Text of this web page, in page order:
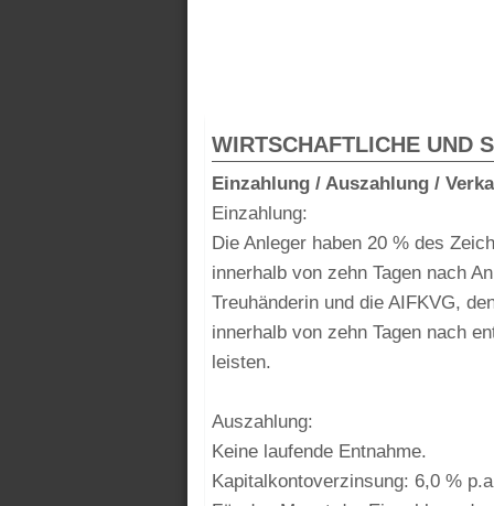
WIRTSCHAFTLICHE UND
Einzahlung / Auszahlung /
Einzahlung:
Die Anleger haben 20 % des
innerhalb von zehn Tagen nach
Treuhänderin und die AIFKVG,
innerhalb von zehn Tagen nach
leisten.
Auszahlung:
Keine laufende Entnahme.
Kapitalkontoverzinsung: 6,0 %